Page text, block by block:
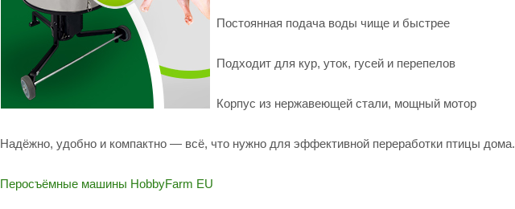
Постоянная подача воды чище и быстрее
Подходит для кур, уток, гусей и перепелов
Корпус из нержавеющей стали, мощный мотор
Надёжно, удобно и компактно — всё, что нужно для эффективной переработки птицы дома.
Перосъёмные машины HobbyFarm EU